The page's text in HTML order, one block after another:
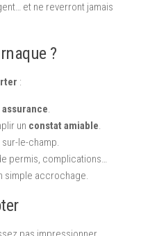
et ne reverront jamais
?
:
.
un constat amiable.
sur-le-champ.
permis, complications…
simple accrochage.